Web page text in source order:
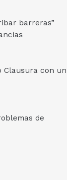
barreras”
Clausura con un
de